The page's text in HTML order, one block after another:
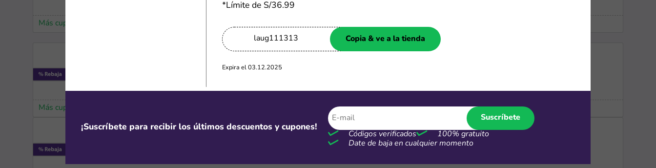
Más cupones de Nike
-30%
Más cupones de Alibaba
*Límite de S/36.99
laug111313 Copia & ve a la tienda
Expira el 03.12.2025
¡Suscríbete para recibir los últimos descuentos y cupones!
Suscríbete
Códigos verificados
100% gratuito
Date de baja en cualquier momento